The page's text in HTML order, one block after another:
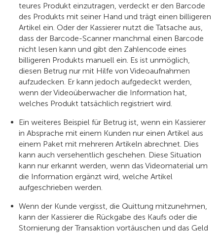
teures Produkt einzutragen, verdeckt er den Barcode
des Produkts mit seiner Hand und trägt einen billigeren
Artikel ein. Oder der Kassierer nutzt die Tatsache aus,
dass der Barcode-Scanner manchmal einen Barcode
nicht lesen kann und gibt den Zahlencode eines
billigeren Produkts manuell ein. Es ist unmöglich,
diesen Betrug nur mit Hilfe von Videoaufnahmen
aufzudecken. Er kann jedoch aufgedeckt werden,
wenn der Videoüberwacher die Information hat,
welches Produkt tatsächlich registriert wird.
Ein weiteres Beispiel für Betrug ist, wenn ein Kassierer
in Absprache mit einem Kunden nur einen Artikel aus
einem Paket mit mehreren Artikeln abrechnet. Dies
kann auch versehentlich geschehen. Diese Situation
kann nur erkannt werden, wenn das Videomaterial um
die Information ergänzt wird, welche Artikel
aufgeschrieben werden.
Wenn der Kunde vergisst, die Quittung mitzunehmen,
kann der Kassierer die Rückgabe des Kaufs oder die
Stornierung der Transaktion vortäuschen und das Geld